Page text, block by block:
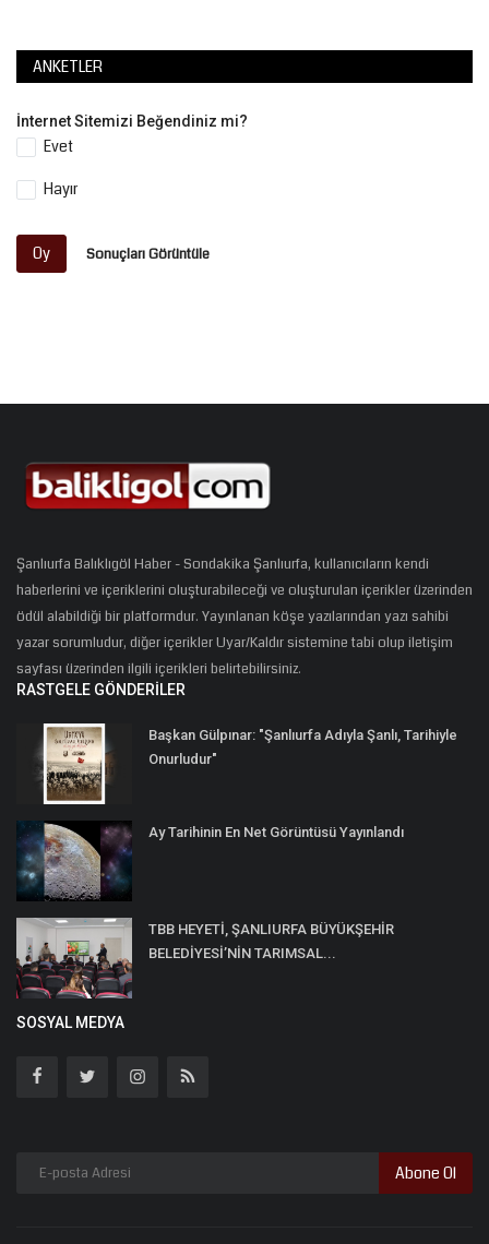
ANKETLER
İnternet Sitemizi Beğendiniz mi?
Evet
Hayır
Oy Sonuçları Görüntüle
Şanlıurfa Balıklıgöl Haber - Sondakika Şanlıurfa, kullanıcıların kendi
haberlerini ve içeriklerini oluşturabileceği ve oluşturulan içerikler üzerinden
ödül alabildiği bir platformdur. Yayınlanan köşe yazılarından yazı sahibi
yazar sorumludur, diğer içerikler Uyar/Kaldır sistemine tabi olup iletişim
sayfası üzerinden ilgili içerikleri belirtebilirsiniz.
RASTGELE GÖNDERILER
Başkan Gülpınar: "Şanlıurfa Adıyla Şanlı, Tarihiyle
Onurludur"
Ay Tarihinin En Net Görüntüsü Yayınlandı
TBB HEYETİ, ŞANLIURFA BÜYÜKŞEHİR
BELEDİYESİ’NİN TARIMSAL...
SOSYAL MEDYA
Abone Ol